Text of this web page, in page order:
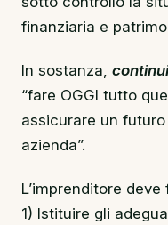
finanziaria e
In sostanza,
“fare OGGI tutto
assicurare un futuro
azienda”.
L’imprenditore
1) Istituire gli